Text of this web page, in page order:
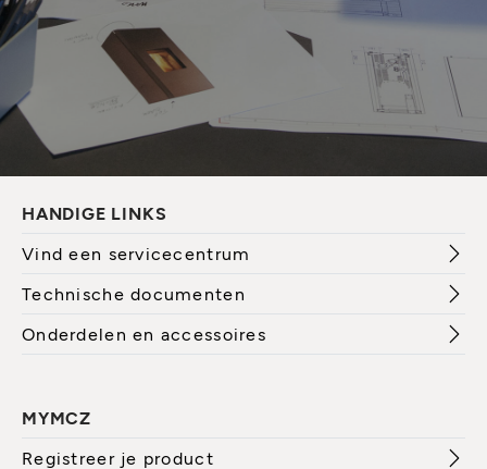
HANDIGE LINKS
Vind een servicecentrum
Technische documenten
Onderdelen en accessoires
MYMCZ
Registreer je product